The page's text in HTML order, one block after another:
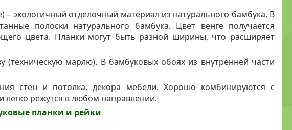
экологичный отделочный материал из натурального бамбука. В
полоски натурального бамбука. Цвет венге получается
цвета. Планки могут быть разной ширины, что расширяет
(техническую марлю). В бамбуковых обоях из внутренней части
стен и потолка, декора мебели. Хорошо комбинируются с
режутся в любом направлении.
планки и рейки